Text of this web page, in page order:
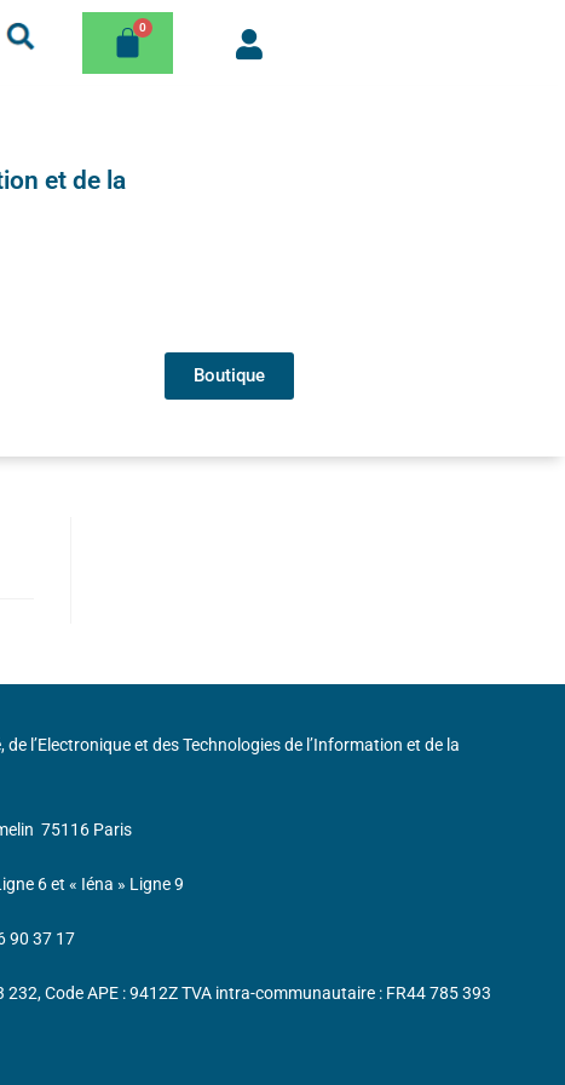
et de la
Boutique
de l’Electronique et des Technologies de l’Information et de la
75116 Paris
6 et « Iéna » Ligne 9
90 37 17
232, Code APE : 9412Z TVA intra-communautaire : FR44 785 393